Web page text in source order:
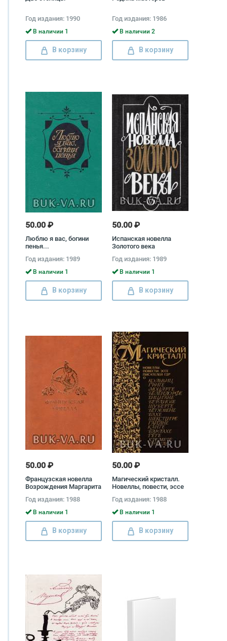
Год издания: 1990
В наличии 1
В корзину
Год издания: 1986
В наличии 2
В корзину
50.00 ₽
Люблю я вас, богини
пенья...
Год издания: 1989
В наличии 1
В корзину
50.00 ₽
Испанская новелла
Золотого века
Год издания: 1989
В наличии 1
В корзину
50.00 ₽
Французская новелла
Возрождения Маргарита
Труа, Бонавантур
Деперье, Ноэль Дю
Файль
Год издания: 1988
В наличии 1
В корзину
50.00 ₽
Магический кристалл.
Новеллы, повести, эссе
Год издания: 1988
В наличии 1
В корзину